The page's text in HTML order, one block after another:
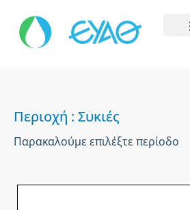
Περιοχή : Συκιές
Παρακαλούμε επιλέξτε περίοδο